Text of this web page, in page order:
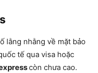
lằng nhằng về mặt bảo
tế qua visa hoặc
còn chưa cao.